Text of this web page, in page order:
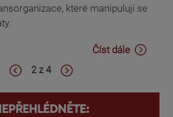
které manipulují se
Číst dále
2 z 4